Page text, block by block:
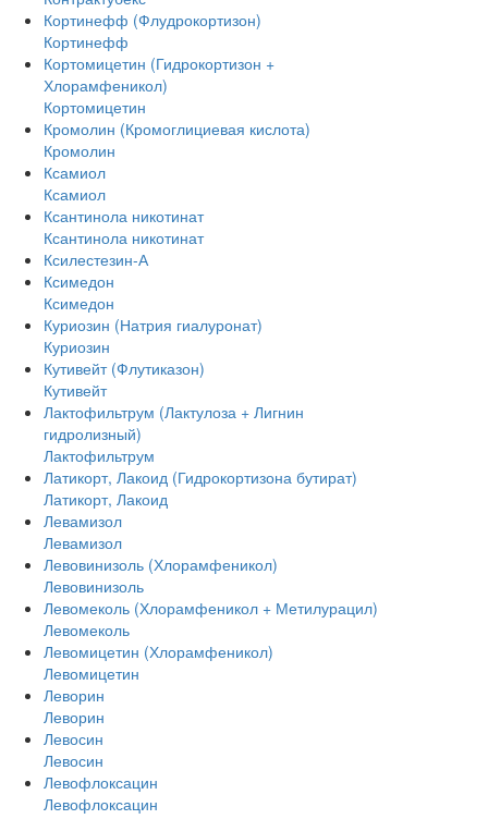
Кортинефф (Флудрокортизон)
Кортинефф
Кортомицетин (Гидрокортизон +
Хлорамфеникол)
Кортомицетин
Кромолин (Кромоглициевая кислота)
Кромолин
Ксамиол
Ксамиол
Ксантинола никотинат
Ксантинола никотинат
Ксилестезин-А
Ксимедон
Ксимедон
Куриозин (Натрия гиалуронат)
Куриозин
Кутивейт (Флутиказон)
Кутивейт
Лактофильтрум (Лактулоза + Лигнин
гидролизный)
Лактофильтрум
Латикорт, Лакоид (Гидрокортизона бутират)
Латикорт, Лакоид
Левамизол
Левамизол
Левовинизоль (Хлорамфеникол)
Левовинизоль
Левомеколь (Хлорамфеникол + Метилурацил)
Левомеколь
Левомицетин (Хлорамфеникол)
Левомицетин
Леворин
Леворин
Левосин
Левосин
Левофлоксацин
Левофлоксацин